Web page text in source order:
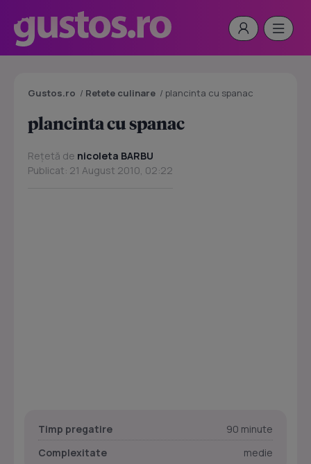
Gustos.ro / Retete culinare / plancinta cu spanac
plancinta cu spanac
Rețetă de nicoleta BARBU
Publicat: 21 August 2010, 02:22
Timp pregatire
90 minute
Complexitate
medie